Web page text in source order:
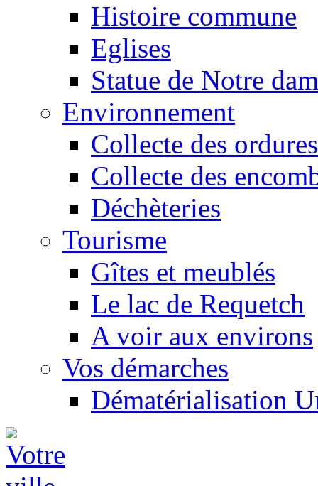
Histoire commune
Eglises
Statue de Notre
Environnement
Collecte des ordures
Collecte des
Déchèteries
Tourisme
Gîtes et meublés
Le lac de Requetch
A voir aux environs
Vos démarches
Dématérialisation